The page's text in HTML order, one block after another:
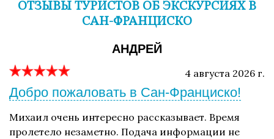
ОТЗЫВЫ ТУРИСТОВ ОБ ЭКСКУРСИЯХ В
САН-ФРАНЦИСКО
АНДРЕЙ
4 августа 2026 г.
Добро пожаловать в Сан-Франциско!
Михаил очень интересно рассказывает. Время
пролетело незаметно. Подача информации не